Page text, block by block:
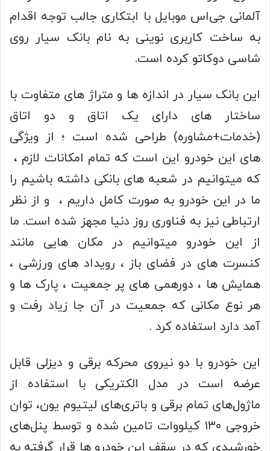
آلمانی جی‌اس موبایل با ابتکاری جالب توجه اقدام
به ساخت کاربری نوینی به نام بانک سیار روی
شاسی دوکاتو کرده است.
این بانک سیار در اندازه ها و متراژ های متفاوت با
ساختار های دارای یک اتاق و دو اتاق
(خدمات+مشاوره) طراحی شده است ؛ از ویژگی
های این خودرو این است که تمام امکانات لازم ،
که میتوانیم در شعبه های بانکی داشته باشیم را
ما در این خودرو به صورت کامل داریم ، و از نظر
ارتباطی نیز به فناوری روز دنیا مجهز شده است. ما
از این خودرو میتوانیم در مکان هایی مانند
کنسرت های در فضای باز ، رویداد های ورزشی ،
همایش ها ، دورهمی های پر جمعیت ، پارک ها و
هر نوع مکانی که جمعیت در آن جا زیاد رفت و
آمد دارد استفاده کرد .
این خودرو با دو نیروی محرکه برقی و دیزلی قابل
عرضه است در مدل الکتریکی با استفاده از
ماژول‌های تمام برقی و باتری‌های لیتیوم یون، توان
خروجی ۱۳۰ کیلووات تامین شده و توسط پنل‌های
خورشیدی که در سقف این خودرو ها قرار گرفته به